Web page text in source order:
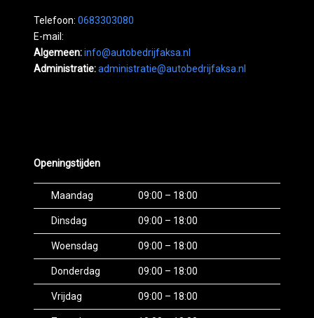
Telefoon: 0683303080
E-mail:
Algemeen:info@autobedrijfaksa.nl
Administratie:administratie@autobedrijfaksa.nl
Openingstijden
Maandag 09:00 – 18:00
Dinsdag 09:00 – 18:00
Woensdag 09:00 – 18:00
Donderdag 09:00 – 18:00
Vrijdag 09:00 – 18:00